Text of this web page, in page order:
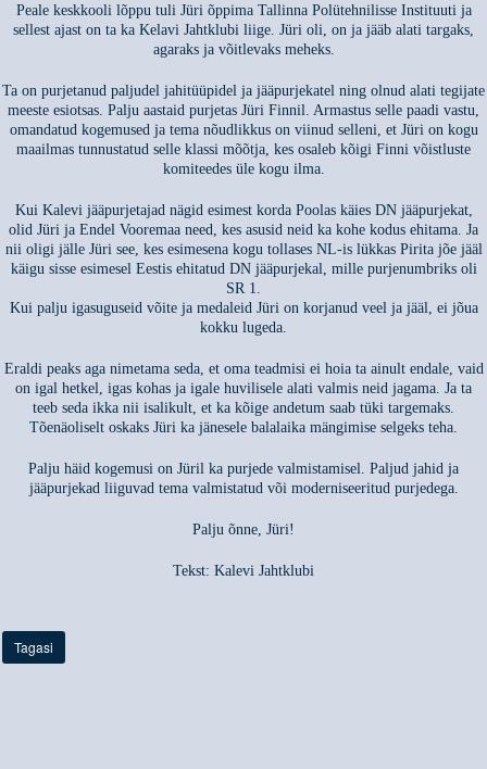
Peale keskkooli lõppu tuli Jüri õppima Tallinna Polütehnilisse Instituuti ja
sellest ajast on ta ka Kelavi Jahtklubi liige. Jüri oli, on ja jääb alati targaks,
agaraks ja võitlevaks meheks.
Ta on purjetanud paljudel jahitüüpidel ja jääpurjekatel ning olnud alati tegijate
meeste esiotsas. Palju aastaid purjetas Jüri Finnil. Armastus selle paadi vastu,
omandatud kogemused ja tema nõudlikkus on viinud selleni, et Jüri on kogu
maailmas tunnustatud selle klassi mõõtja, kes osaleb kõigi Finni võistluste
komiteedes üle kogu ilma.
Kui Kalevi jääpurjetajad nägid esimest korda Poolas käies DN jääpurjekat,
olid Jüri ja Endel Vooremaa need, kes asusid neid ka kohe kodus ehitama. Ja
nii oligi jälle Jüri see, kes esimesena kogu tollases NL-is lükkas Pirita jõe jääl
käigu sisse esimesel Eestis ehitatud DN jääpurjekal, mille purjenumbriks oli
SR 1.
Kui palju igasuguseid võite ja medaleid Jüri on korjanud veel ja jääl, ei jõua
kokku lugeda.
Eraldi peaks aga nimetama seda, et oma teadmisi ei hoia ta ainult endale, vaid
on igal hetkel, igas kohas ja igale huvilisele alati valmis neid jagama. Ja ta
teeb seda ikka nii isalikult, et ka kõige andetum saab tüki targemaks.
Tõenäoliselt oskaks Jüri ka jänesele balalaika mängimise selgeks teha.
Palju häid kogemusi on Jüril ka purjede valmistamisel. Paljud jahid ja
jääpurjekad liiguvad tema valmistatud või moderniseeritud purjedega.
Palju õnne, Jüri!
Tekst: Kalevi Jahtklubi
Tagasi